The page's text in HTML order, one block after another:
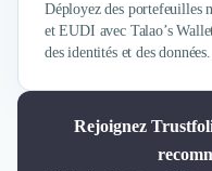
Déployez des portefeuilles
et EUDI avec Talao’s
des identités et des données.
Rejoignez